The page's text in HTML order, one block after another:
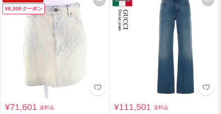
¥8,000クーポン
¥71,601送料込 ¥111,501送料込